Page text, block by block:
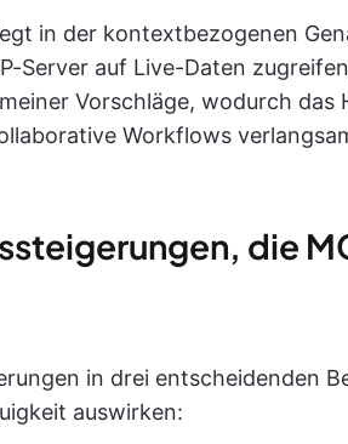
in der kontextbezogenen
Server auf Live-Daten
Vorschläge, wodurch das
Workflows
die
in drei entscheidenden
auswirken: